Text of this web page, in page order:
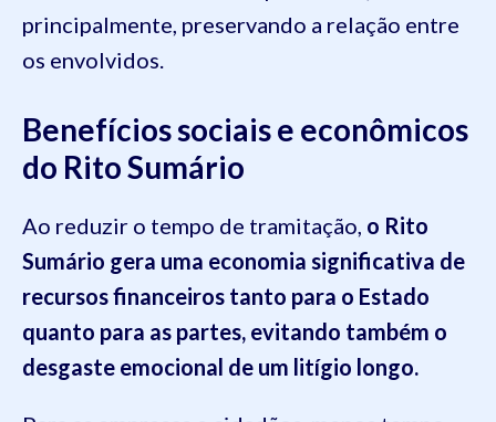
principalmente, preservando a relação entre
os envolvidos.
Benefícios sociais e econômicos
do Rito Sumário
Ao reduzir o tempo de tramitação, o Rito
Sumário gera uma economia significativa de
recursos financeiros tanto para o Estado
quanto para as partes, evitando também o
desgaste emocional de um litígio longo.